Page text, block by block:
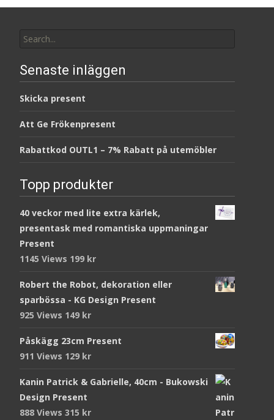
for:
Senaste inläggen
Skicka present
Att Ge Frökenpresent
Rabattkod OUTL1 – 7% Rabatt på utemöbler
Topp produkter
40 veckor med lite extra kärlek,
presentask med romantiska uppmaningar
Present
1145 Views 199 kr
Robert the Robot, dekoration eller
sparbössa - KG Design Present
925 Views 149 kr
Påskägg 23cm Present
911 Views 129 kr
Kanin Patrick & Gabrielle, 40cm - Bukowski
Design Present
888 Views 315 kr